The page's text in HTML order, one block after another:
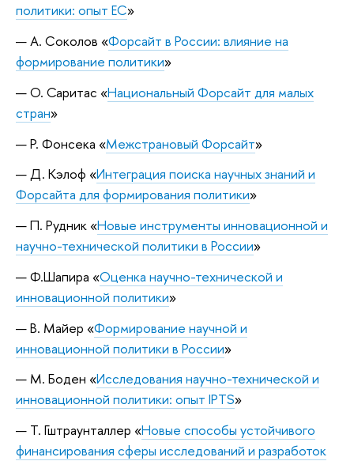
политики: опыт ЕС»
А. Соколов «Форсайт в России: влияние на
формирование политики»
О. Саритас «Национальный Форсайт для малых
стран»
Р. Фонсека «Межстрановый Форсайт»
Д. Кэлоф «Интеграция поиска научных знаний и
Форсайта для формирования политики»
П. Рудник «Новые инструменты инновационной и
научно-технической политики в России»
Ф.Шапира «Оценка научно-технической и
инновационной политики»
В. Майер «Формирование научной и
инновационной политики в России»
М. Боден «Исследования научно-технической и
инновационной политики: опыт IPTS»
Т. Гштраунталлер «Новые способы устойчивого
финансирования сферы исследований и разработок